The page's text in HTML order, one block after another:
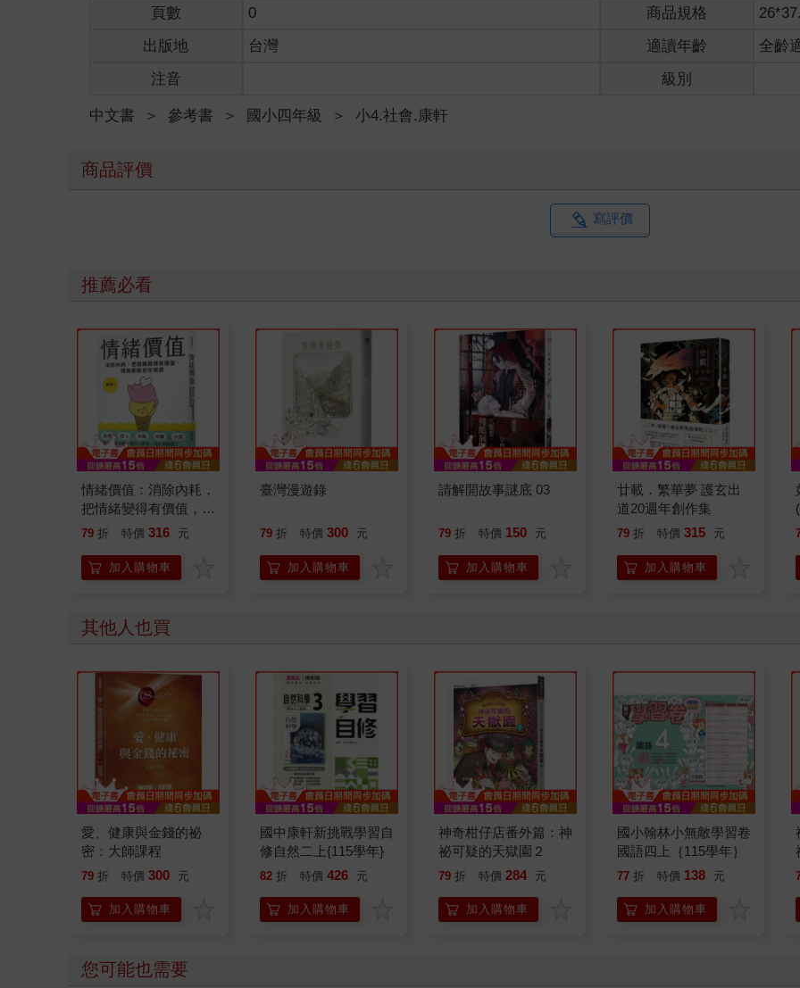
頁數
0 商品規格
出版地
台灣 適讀年齡
全齡
注音
級別
中文書 ＞ 參考書 ＞ 國小四年級 ＞ 小4.社會.康軒
商品評價
寫評價
推薦必看
情緒價值：消除內耗，
把情緒變得有價值，跟
誰都能自在相處
79 折 特價 316 元
加入購物車
臺灣漫遊錄
79 折 特價 300 元
加入購物車
請解開故事謎底 03
79 折 特價 150 元
加入購物車
廿載．繁華夢 護玄出
道20週年創作集
79 折 特價 315 元
加入購物車
其他人也買
愛、健康與金錢的祕
密：大師課程
79 折 特價 300 元
加入購物車
國中康軒新挑戰學習自
修自然二上{115學年}
82 折 特價 426 元
加入購物車
神奇柑仔店番外篇：神
祕可疑的天獄園２
79 折 特價 284 元
加入購物車
國小翰林小無敵學習卷
國語四上｛115學年｝
77 折 特價 138 元
加入購物車
您可能也需要